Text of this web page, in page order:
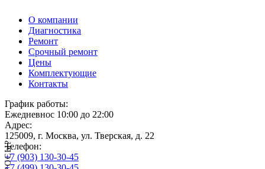
О компании
Диагностика
Ремонт
Срочный ремонт
Цены
Комплектующие
Контакты
График работы:
Ежедневнос 10:00 до 22:00
Адрес:
125009, г. Москва, ул. Тверская, д. 22
Телефон:
+7 (903) 130-30-45